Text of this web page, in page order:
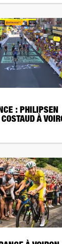
: PHILIPSEN
À